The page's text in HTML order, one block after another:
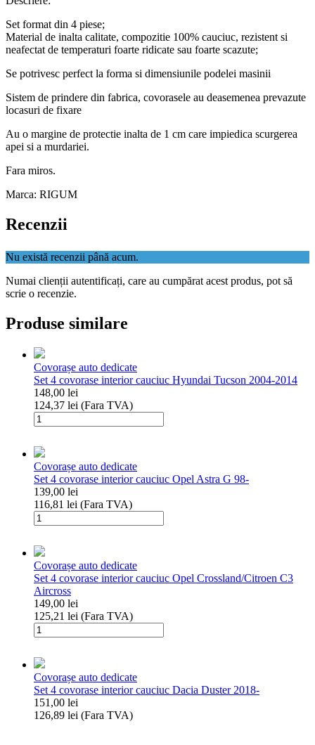
Set format din 4 piese;
Material de inalta calitate, compozitie 100% cauciuc, rezistent si
neafectat de temperaturi foarte ridicate sau foarte scazute;
Se potrivesc perfect la forma si dimensiunile podelei masinii
Sistem de prindere din fabrica, covorasele au deasemenea prevazute
locasuri de fixare
Au o margine de protectie inalta de 1 cm care impiedica scurgerea
apei si a murdariei.
Fara miros.
Marca: RIGUM
Recenzii
Nu există recenzii până acum.
Numai clienții autentificați, care au cumpărat acest produs, pot să
scrie o recenzie.
Produse similare
Covorașe auto dedicate
Set 4 covorase interior cauciuc Hyundai Tucson 2004-2014
148,00 lei
124,37 lei (Fara TVA)
Cantitate
Set
covorase
interior
cauciuc
Hyundai
Tucson
2004-
Covorașe auto dedicate
Set 4 covorase interior cauciuc Opel Astra G 98-
139,00 lei
116,81 lei (Fara TVA)
Cantitate
Set
covorase
interior
cauciuc
Opel
Astra
G
98-
Covorașe auto dedicate
Set 4 covorase interior cauciuc Opel Crossland/Citroen C3
Aircross
149,00 lei
125,21 lei (Fara TVA)
Cantitate
Set
covorase
interior
cauciuc
Opel
Crossland/Citroen
Covorașe auto dedicate
Set 4 covorase interior cauciuc Dacia Duster 2018-
151,00 lei
126,89 lei (Fara TVA)